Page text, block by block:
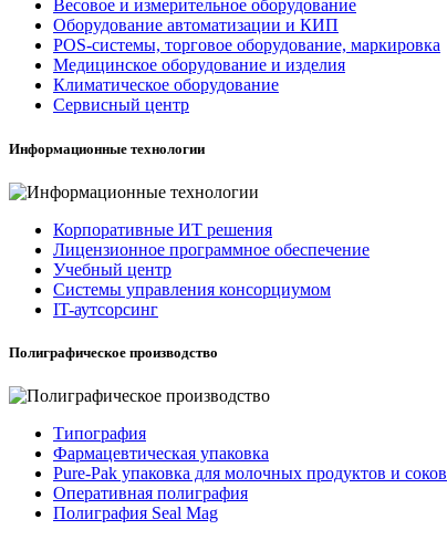
Весовое и измерительное оборудование
Оборудование автоматизации и КИП
POS-системы, торговое оборудование, маркировка
Медицинское оборудование и изделия
Климатическое оборудование
Сервисный центр
Информационные технологии
Корпоративные ИТ решения
Лицензионное программное обеспечение
Учебный центр
Системы управления консорциумом
IT-аутсорсинг
Полиграфическое производство
Типография
Фармацевтическая упаковка
Pure-Pak упаковка для молочных продуктов и соков
Оперативная полиграфия
Полиграфия Seal Mag